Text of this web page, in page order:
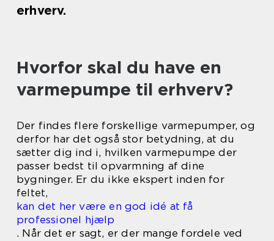
erhverv.
Hvorfor skal du have en
varmepumpe til erhverv?
Der findes flere forskellige varmepumper, og
derfor har det også stor betydning, at du
sætter dig ind i, hvilken varmepumpe der
passer bedst til opvarmning af dine
bygninger. Er du ikke ekspert inden for
feltet,
kan det her være en god idé at få
professionel hjælp
. Når det er sagt, er der mange fordele ved